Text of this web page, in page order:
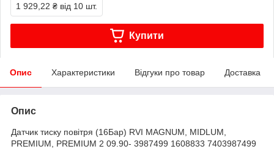
1 929,22 ₴ від 10 шт.
Купити
Опис Характеристики Відгуки про товар Доставка
Опис
Датчик тиску повітря (16Бар) RVI MAGNUM, MIDLUM,
PREMIUM, PREMIUM 2 09.90- 3987499 1608833 7403987499